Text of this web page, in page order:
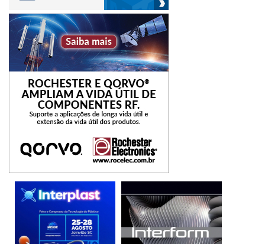
__________________________________________
SERVIÇO:
17ª Feira Industrial do Vale da Eletrônica – Fivel
Data: de 22 a 24 de outubro de 2025
Local: Campus da ETE – Escola Técnica de Eletrônica
Entrada gratuita
Informações e credenciamento:www.fivel.com.br,
sindvel@sindvel.com.br,@fivel_sidvel, (35)3471-2055 ou